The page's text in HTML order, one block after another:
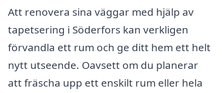
Att renovera sina väggar med hjälp av
tapetsering i Söderfors kan verkligen
förvandla ett rum och ge ditt hem ett helt
nytt utseende. Oavsett om du planerar
att fräscha upp ett enskilt rum eller hela